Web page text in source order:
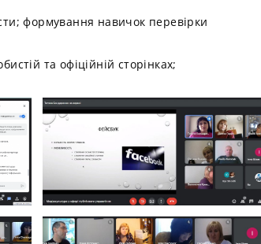
формування навичок перевірки
та офіційній сторінках;